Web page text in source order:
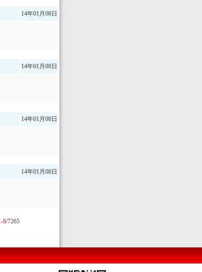
14年01月08日
14年01月08日
14年01月08日
14年01月08日
8/7265